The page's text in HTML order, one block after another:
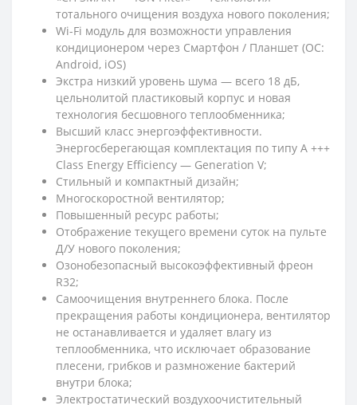
тотального очищения воздуха нового поколения;
Wi-Fi модуль для возможности управления
кондиционером через Смартфон / Планшет (ОС:
Android, iOS)
Экстра низкий уровень шума — всего 18 дБ,
цельнолитой пластиковый корпус и новая
технология бесшовного теплообменника;
Высший класс энергоэффективности.
Энергосберегающая комплектация по типу A +++
Class Energy Efficiency — Generation V;
Стильный и компактный дизайн;
Многоскоростной вентилятор;
Повышенный ресурс работы;
Отображение текущего времени суток на пульте
Д/У нового поколения;
Озонобезопасный высокоэффективный фреон
R32;
Самоочищения внутреннего блока. После
прекращения работы кондиционера, вентилятор
не останавливается и удаляет влагу из
теплообменника, что исключает образование
плесени, грибков и размножение бактерий
внутри блока;
Электростатический воздухоочистительный